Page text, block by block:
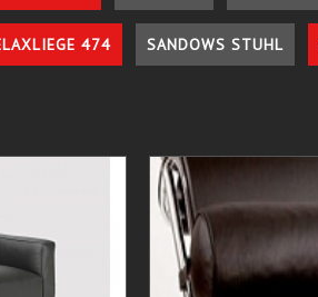
474 SANDOWS STUHL